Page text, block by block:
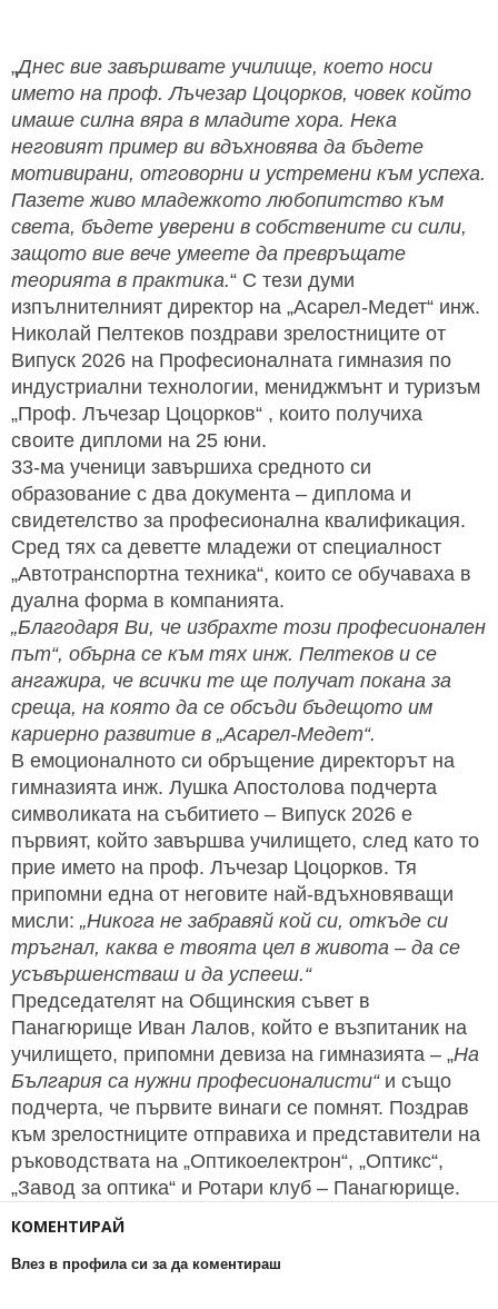
„Днес вие завършвате училище, което носи
името на проф. Лъчезар Цоцорков, човек който
имаше силна вяра в младите хора. Нека
неговият пример ви вдъхновява да бъдете
мотивирани, отговорни и устремени към успеха.
Пазете живо младежкото любопитство към
света, бъдете уверени в собствените си сили,
защото вие вече умеете да превръщате
теорията в практика.“ С тези думи
изпълнителният директор на „Асарел-Медет“ инж.
Николай Пелтеков поздрави зрелостниците от
Випуск 2026 на Професионалната гимназия по
индустриални технологии, мениджмънт и туризъм
„Проф. Лъчезар Цоцорков“ , които получиха
своите дипломи на 25 юни.
33-ма ученици завършиха средното си
образование с два документа – диплома и
свидетелство за професионална квалификация.
Сред тях са деветте младежи от специалност
„Автотранспортна техника“, които се обучаваха в
дуална форма в компанията.
„Благодаря Ви, че избрахте този професионален
път“, обърна се към тях инж. Пелтеков и се
ангажира, че всички те ще получат покана за
среща, на която да се обсъди бъдещото им
кариерно развитие в „Асарел-Медет“.
В емоционалното си обръщение директорът на
гимназията инж. Лушка Апостолова подчерта
символиката на събитието – Випуск 2026 е
първият, който завършва училището, след като то
прие името на проф. Лъчезар Цоцорков. Тя
припомни една от неговите най-вдъхновяващи
мисли: „Никога не забравяй кой си, откъде си
тръгнал, каква е твоята цел в живота – да се
усъвършенстваш и да успееш.“
Председателят на Общинския съвет в
Панагюрище Иван Лалов, който е възпитаник на
училището, припомни девиза на гимназията – „На
България са нужни професионалисти“и също
подчерта, че първите винаги се помнят. Поздрав
към зрелостниците отправиха и представители на
ръководствата на „Оптикоелектрон“, „Оптикс“,
„Завод за оптика“ и Ротари клуб – Панагюрище.
КОМЕНТИРАЙ
Влез в профила си за да коментираш